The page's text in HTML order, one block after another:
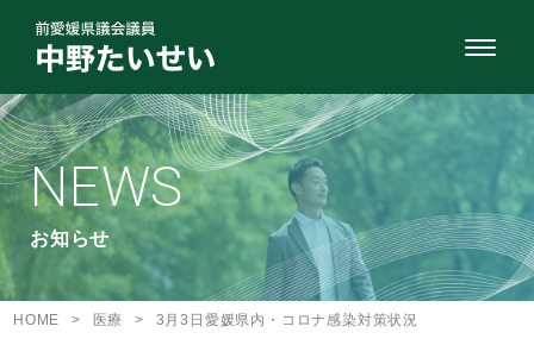
NEWS
お知らせ
HOME > 医療 > 3月3日愛媛県内・コロナ感染対策状況